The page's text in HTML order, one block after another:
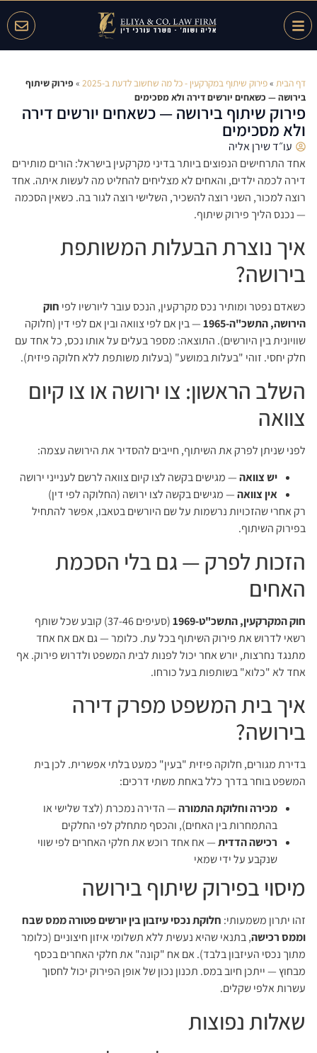
דף הבית »פירוק שיתוף במקרקעין - כל מה שחשוב לדעת ב-2025 » פירוק שיתוף
בירושה — כשאחים יורשים דירה ולא מסכימים
פירוק שיתוף בירושה — כשאחים יורשים דירה
ולא מסכימים
עו״ד שירן אליה
אחד התרחישים הנפוצים ביותר בדיני מקרקעין בישראל: הורים מותירים
דירה לכמה ילדים, והאחים לא מצליחים להחליט מה לעשות איתה. אחד
רוצה למכור, השני רוצה להשכיר, השלישי רוצה לגור בה. כשאין הסכמה
— נכנס הליך פירוק שיתוף.
איך נוצרת הבעלות המשותפת
בירושה?
כשאדם נפטר ומותיר נכס מקרקעין, הנכס עובר ליורשיו לפי חוק
הירושה, התשכ"ה-1965
— בין אם לפי צוואה ובין אם לפי דין (חלוקה
שוויונית בין היורשים). התוצאה: מספר בעלים על אותו נכס, כל אחד עם
חלק יחסי. זוהי "בעלות במושע" (בעלות משותפת ללא חלוקה פיזית).
השלב הראשון: צו ירושה או צו קיום
צוואה
לפני שניתן לפרק את השיתוף, חייבים להסדיר את הירושה עצמה:
יש צוואה— מגישים בקשה לצו קיום צוואה לרשם לענייני ירושה
אין צוואה— מגישים בקשה לצו ירושה (החלוקה לפי דין)
רק אחרי שהזכויות נרשמות על שם היורשים בטאבו, אפשר להתחיל
בפירוק השיתוף.
הזכות לפרק — גם בלי הסכמת
האחים
חוק המקרקעין, התשכ"ט-1969
(סעיפים 37-46) קובע שכל שותף
רשאי לדרוש את פירוק השיתוף בכל עת. כלומר — גם אם אח אחד
מתנגד נחרצות, יורש אחר יכול לפנות לבית המשפט ולדרוש פירוק. אף
אחד לא "כלוא" בשותפות בעל כורחו.
איך בית המשפט מפרק דירה
בירושה?
בדירת מגורים, חלוקה פיזית "בעין" כמעט בלתי אפשרית. לכן בית
המשפט בוחר בדרך כלל באחת משתי דרכים:
מכירה וחלוקת התמורה— הדירה נמכרת (לצד שלישי או
בהתמחרות בין האחים), והכסף מתחלק לפי החלקים
רכישה הדדית— אח אחד רוכש את חלקי האחרים לפי שווי
שנקבע על ידי שמאי
מיסוי בפירוק שיתוף בירושה
זהו יתרון משמעותי: חלוקת נכסי עיזבון בין יורשים פטורה ממס שבח
וממס רכישה, בתנאי שהיא נעשית ללא תשלומי איזון חיצוניים (כלומר
מתוך נכסי העיזבון בלבד). אם אח "קונה" את חלקי האחרים בכסף
מבחוץ — ייתכן חיוב במס. תכנון נכון של אופן הפירוק יכול לחסוך
עשרות אלפי שקלים.
שאלות נפוצות